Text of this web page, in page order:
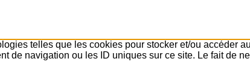
telles que les cookies pour stocker et/ou accéder
de navigation ou les ID uniques sur ce site. Le fait de